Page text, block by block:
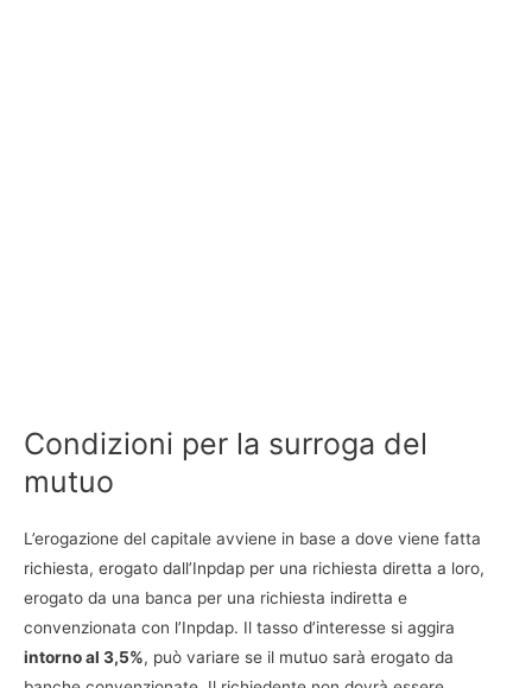
Condizioni per la surroga del
mutuo
L’erogazione del capitale avviene in base a dove viene fatta
richiesta, erogato dall’Inpdap per una richiesta diretta a loro,
erogato da una banca per una richiesta indiretta e
convenzionata con l’Inpdap. Il tasso d’interesse si aggira
intorno al 3,5%, può variare se il mutuo sarà erogato da